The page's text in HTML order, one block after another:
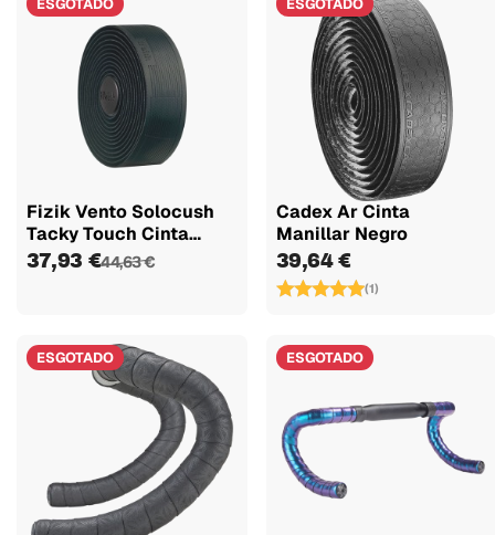
Fizik Vento Solocush
Tacky Touch Cinta
Manillar...
37,93 €44,63 €
Cadex Ar Cinta
Manillar Negro
39,64 €
(1)
ESGOTADO ESGOTADO